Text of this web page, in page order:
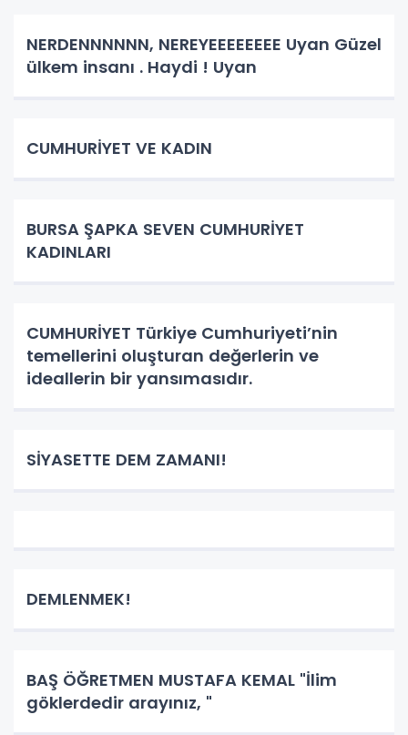
NERDENNNNNN, NEREYEEEEEEEE Uyan Güzel
ülkem insanı . Haydi ! Uyan
CUMHURİYET VE KADIN
BURSA ŞAPKA SEVEN CUMHURİYET
KADINLARI
CUMHURİYET Türkiye Cumhuriyeti’nin
temellerini oluşturan değerlerin ve
ideallerin bir yansımasıdır.
SİYASETTE DEM ZAMANI!
DEMLENMEK!
BAŞ ÖĞRETMEN MUSTAFA KEMAL "İlim
göklerdedir arayınız, "